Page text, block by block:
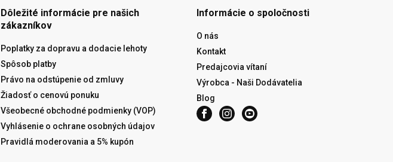
Dôležité informácie pre našich
zákazníkov
Poplatky za dopravu a dodacie lehoty
Spôsob platby
Právo na odstúpenie od zmluvy
Žiadosť o cenovú ponuku
Všeobecné obchodné podmienky (VOP)
Vyhlásenie o ochrane osobných údajov
Pravidlá moderovania a 5% kupón
Informácie o spoločnosti
O nás
Kontakt
Predajcovia vítaní
Výrobca - Naši Dodávatelia
Blog